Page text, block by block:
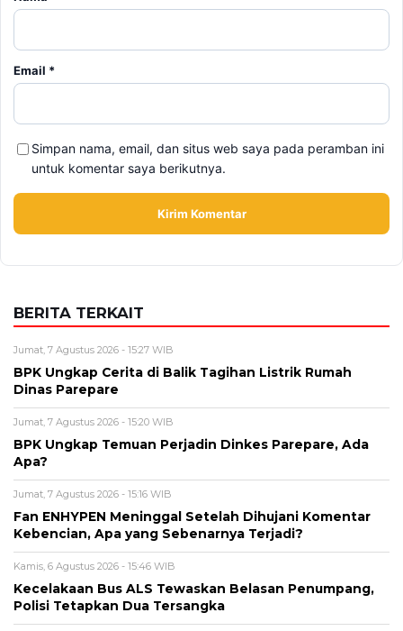
Email *
Simpan nama, email, dan situs web saya pada peramban ini
untuk komentar saya berikutnya.
BERITA TERKAIT
Jumat, 7 Agustus 2026 - 15:27 WIB
BPK Ungkap Cerita di Balik Tagihan Listrik Rumah
Dinas Parepare
Jumat, 7 Agustus 2026 - 15:20 WIB
BPK Ungkap Temuan Perjadin Dinkes Parepare, Ada
Apa?
Jumat, 7 Agustus 2026 - 15:16 WIB
Fan ENHYPEN Meninggal Setelah Dihujani Komentar
Kebencian, Apa yang Sebenarnya Terjadi?
Kamis, 6 Agustus 2026 - 15:46 WIB
Kecelakaan Bus ALS Tewaskan Belasan Penumpang,
Polisi Tetapkan Dua Tersangka